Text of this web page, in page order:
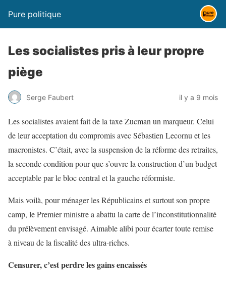
Pure politique
Les socialistes pris à leur propre
piège
Serge Faubert il y a 9 mois
Les socialistes avaient fait de la taxe Zucman un marqueur. Celui
de leur acceptation du compromis avec Sébastien Lecornu et les
macronistes. C’était, avec la suspension de la réforme des retraites,
la seconde condition pour que s’ouvre la construction d’un budget
acceptable par le bloc central et la gauche réformiste.
Mais voilà, pour ménager les Républicains et surtout son propre
camp, le Premier ministre a abattu la carte de l’inconstitutionnalité
du prélèvement envisagé. Aimable alibi pour écarter toute remise
à niveau de la fiscalité des ultra-riches.
Censurer, c’est perdre les gains encaissés